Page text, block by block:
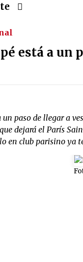
está a un
un paso de llegar a
dejará el París
en club parisino